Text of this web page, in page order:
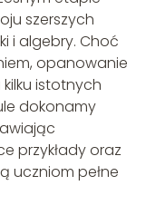
szerszych
i algebry. Choć
opanowanie
istotnych
dokonamy
przykłady oraz
uczniom pełne